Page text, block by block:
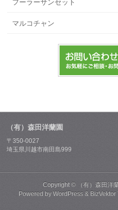
フーラーサンセット
マルコチャン
（有）森田洋蘭園
〒350-0027
埼玉県川越市南田島999
Copyright © （有）森田洋
Powered byWordPress & BizVektor